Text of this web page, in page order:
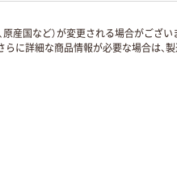
産国など）が変更される場合がござ
に詳細な商品情報が必要な場合は、